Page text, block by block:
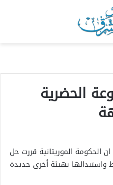
الحضرية
الموريتانية قررت حل
بهيئة أخري جديدة